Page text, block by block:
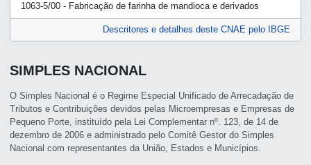
1063-5/00 - Fabricação de farinha de mandioca e derivados
Descritores e detalhes deste CNAE pelo IBGE
SIMPLES NACIONAL
O Simples Nacional é o Regime Especial Unificado de Arrecadação de
Tributos e Contribuições devidos pelas Microempresas e Empresas de
Pequeno Porte, instituído pela Lei Complementar nº. 123, de 14 de
dezembro de 2006 e administrado pelo Comitê Gestor do Simples
Nacional com representantes da União, Estados e Municípios.